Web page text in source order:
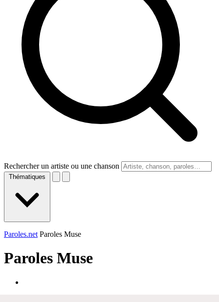
Rechercher un artiste ou une chanson
Thématiques
Paroles.net Paroles Muse
Paroles Muse